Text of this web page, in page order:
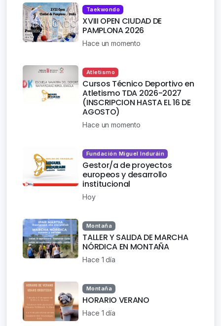
Taekwondo
XVIII OPEN CIUDAD DE
PAMPLONA 2026
Hace un momento
Atletismo
Cursos Técnico Deportivo en
Atletismo TDA 2026-2027
(INSCRIPCION HASTA EL 16 DE
AGOSTO)
Hace un momento
Fundación Miguel Induráin
Gestor/a de proyectos
europeos y desarrollo
institucional
Hoy
Montaña
TALLER Y SALIDA DE MARCHA
NÓRDICA EN MONTAÑA
Hace 1 día
Montaña
HORARIO VERANO
Hace 1 día